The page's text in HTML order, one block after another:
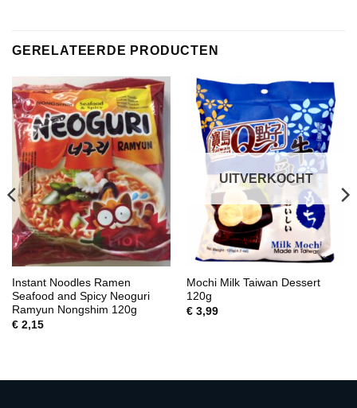
GERELATEERDE PRODUCTEN
Instant Noodles Ramen
Seafood and Spicy Neoguri
Ramyun Nongshim 120g
€2,15
UITVERKOCHT
Mochi Milk Taiwan Dessert
120g
€3,99